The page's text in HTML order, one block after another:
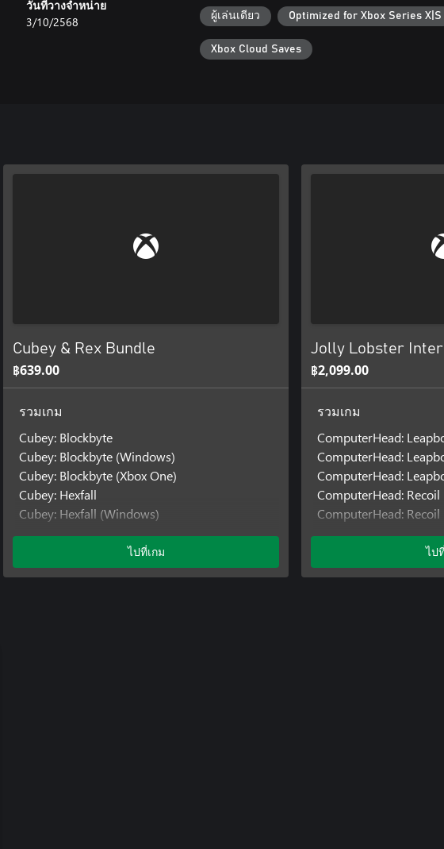
วันที่วางจำหน่าย
3/10/2568 ผู้เล่นเดียว Optimized for Xbox Series X|S
Xbox Cloud Saves
Cubey & Rex Bundle
฿639.00
รวมเกม
Cubey: Blockbyte
Cubey: Blockbyte (Windows)
Cubey: Blockbyte (Xbox One)
Cubey: Hexfall
Cubey: Hexfall (Windows)
Cubey: Hexfall (Xbox One)
Runasaurus Rex: Origins
Runasaurus Rex: Origins (Windows)
ไปที่เกม
Jolly Lobster
฿2,099.00
รวมเกม
ComputerHead:
ComputerHead:
ComputerHead:
ComputerHead: Recoil
ComputerHead:
ComputerHead: Recoil
ComputerHead:
ComputerHead:
ไป